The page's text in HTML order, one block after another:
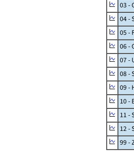
03 -
04 -
05 -
06 -
07 -
08 -
09 -
10 -
11 -
12 -
99 -